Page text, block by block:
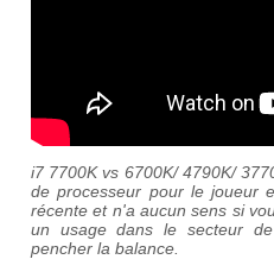
i7 7700K vs 6700K/ 4790K/
de processeur pour le joueur
récente et n'a aucun sens si
un usage dans le secteur
pencher la balance.